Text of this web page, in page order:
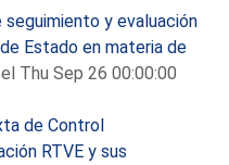
seguimiento y evaluación
Estado en materia de
Thu Sep 26 00:00:00
de Control
RTVE y sus